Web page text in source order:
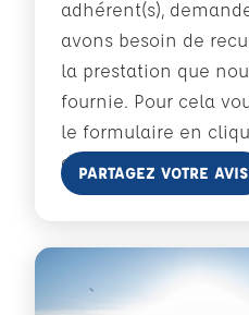
adhérent(s),
avons besoin de
la prestation que
fournie. Pour cela
le formulaire en
ci-dessous :
En savoir plus
PARTAGEZ VOTRE AVIS